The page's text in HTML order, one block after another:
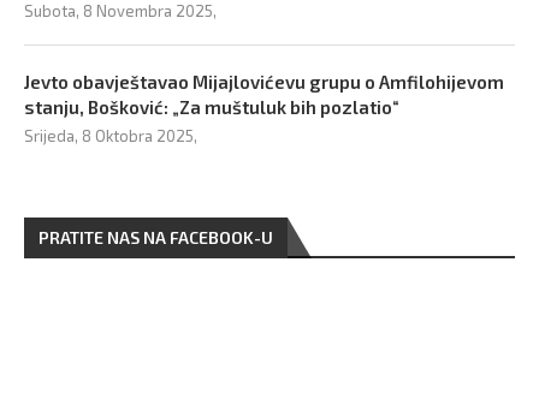
Subota, 8 Novembra 2025,
Jevto obavještavao Mijajlovićevu grupu o Amfilohijevom
stanju, Bošković: „Za muštuluk bih pozlatio“
Srijeda, 8 Oktobra 2025,
PRATITE NAS NA FACEBOOK-U